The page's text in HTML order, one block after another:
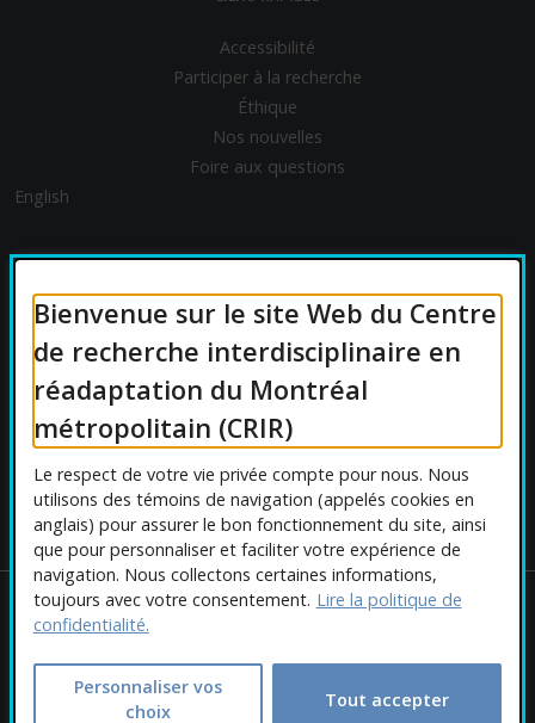
Bienvenue sur le site Web du Centre
de recherche interdisciplinaire en
réadaptation du Montréal
métropolitain (CRIR)
Le respect de votre vie privée compte pour nous. Nous
utilisons des témoins de navigation (appelés cookies en
anglais) pour assurer le bon fonctionnement du site, ainsi
que pour personnaliser et faciliter votre expérience de
navigation. Nous collectons certaines informations,
toujours avec votre consentement. Lire la politique de
confidentialité.
Personnaliser vos
choix
Tout accepter
Accessibilité
Participer à la recherche
Éthique
Nos nouvelles
Foire aux questions
English
AFFILIATIONS UNIVERSITAIRES
Copyright © 2026 CRIR . Tous droits réservés.
Ekloweb